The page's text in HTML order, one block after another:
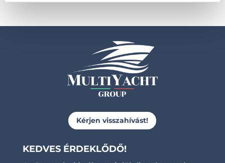
Kérjen visszahívást!
KEDVES ÉRDEKLŐDŐ!